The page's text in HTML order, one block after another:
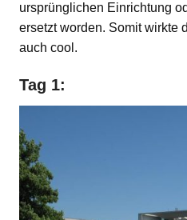
ursprünglichen Einrichtung
ersetzt worden. Somit wirkte
auch cool.
Tag 1: